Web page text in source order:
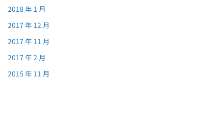
2018 年 1 月
2017 年 12 月
2017 年 11 月
2017 年 2 月
2015 年 11 月